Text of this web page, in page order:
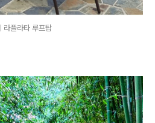
라플라타 루프탑